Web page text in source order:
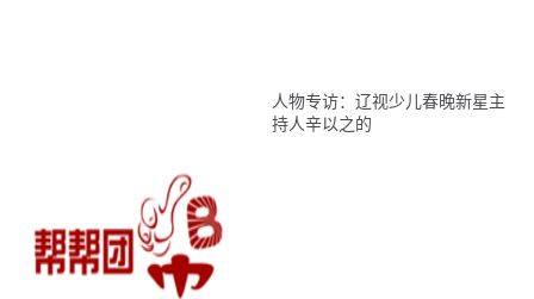
人物专访：辽视少儿春晚新星主
持人辛以之的